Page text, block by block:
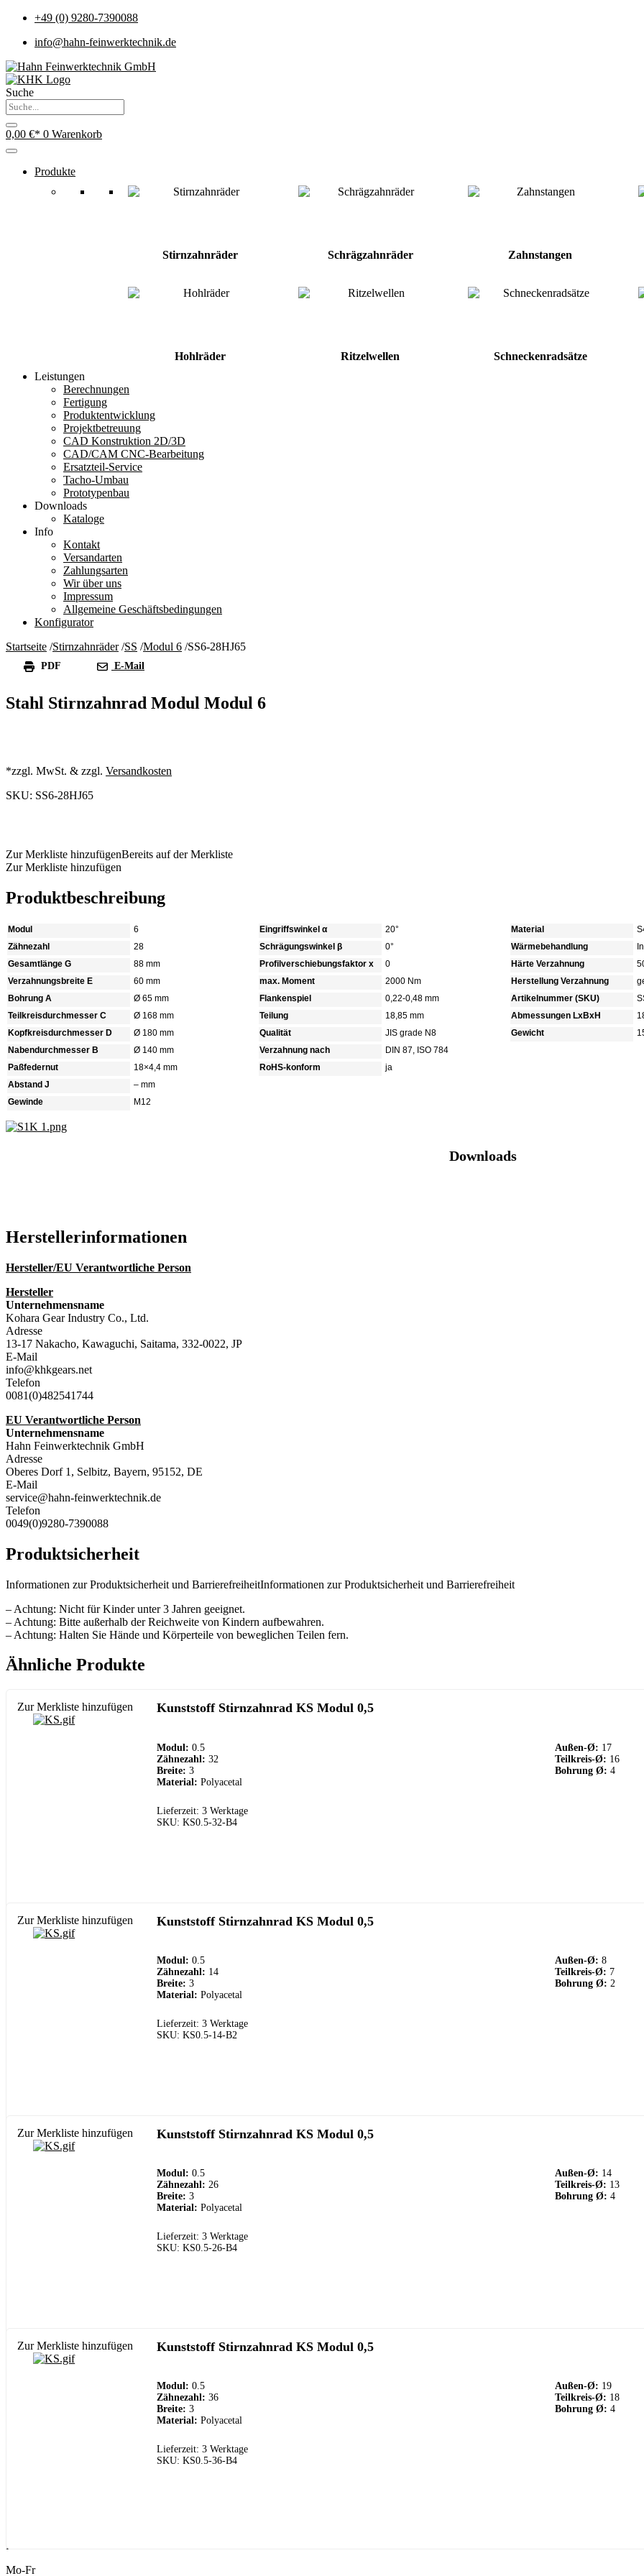
+49 (0) 9280-7390088
info@hahn-feinwerktechnik.de
Suche
0,00 € 0 Warenkorb
Produkte
Stirnzahnräder Schrägzahnräder Zahnstangen
Hohlräder Ritzelwellen Schneckenradsätze
Leistungen
Berechnungen
Fertigung
Produktentwicklung
Projektbetreuung
CAD Konstruktion 2D/3D
CAD/CAM CNC-Bearbeitung
Ersatzteil-Service
Tacho-Umbau
Prototypenbau
Downloads
Kataloge
Info
Kontakt
Versandarten
Zahlungsarten
Wir über uns
Impressum
Allgemeine Geschäftsbedingungen
Konfigurator
Startseite /Stirnzahnräder/SS /Modul 6 /SS6-28HJ65
PDF E-Mail
Stahl Stirnzahnrad Modul Modul 6
*zzgl. MwSt. & zzgl. Versandkosten
SKU: SS6-28HJ65
Zur Merkliste hinzufügenBereits auf der Merkliste
Zur Merkliste hinzufügen
Produktbeschreibung
Modul
6
Zähnezahl
28
Gesamtlänge G
88 mm
Verzahnungsbreite E
60 mm
Bohrung A
Ø 65 mm
Teilkreisdurchmesser C
Ø 168 mm
Kopfkreisdurchmesser D
Ø 180 mm
Nabendurchmesser B
Ø 140 mm
Paßfedernut
18×4,4 mm
Abstand J
– mm
Gewinde
M12
Eingriffswinkel α
20°
Schrägungswinkel β
0°
Profilverschiebungsfaktor x
0
max. Moment
2000 Nm
Flankenspiel
0,22-0,48 mm
Teilung
18,85 mm
Qualität
JIS grade N8
Verzahnung nach
DIN 87, ISO 784
RoHS-konform
ja
Material
Wärmebehandlung
Härte Verzahnung
Herstellung Verzahnung
Artikelnummer (SKU)
Abmessungen LxBxH
Gewicht
Downloads
Hersteller­informationen
Hersteller/EU Verantwortliche Person
Hersteller
Unternehmensname
Kohara Gear Industry Co., Ltd.
Adresse
13-17 Nakacho, Kawaguchi, Saitama, 332-0022, JP
E-Mail
info@khkgears.net
Telefon
0081(0)482541744
EU Verantwortliche Person
Unternehmensname
Hahn Feinwerktechnik GmbH
Adresse
Oberes Dorf 1, Selbitz, Bayern, 95152, DE
E-Mail
service@hahn-feinwerktechnik.de
Telefon
0049(0)9280-7390088
Produktsicherheit
Informationen zur Produktsicherheit und BarrierefreiheitInformationen zur Produktsicherheit und Barrierefreiheit
– Achtung: Nicht für Kinder unter 3 Jahren geeignet.
– Achtung: Bitte außerhalb der Reichweite von Kindern aufbewahren.
– Achtung: Halten Sie Hände und Körperteile von beweglichen Teilen fern.
Ähnliche Produkte
Zur Merkliste hinzufügen Kunststoff Stirnzahnrad KS Modul 0,5
Modul: 0.5 Außen-Ø: 17
Zähnezahl: 32 Teilkreis-Ø: 16
Breite: 3 Bohrung Ø: 4
Material: Polyacetal
Lieferzeit: 3 Werktage
SKU: KS0.5-32-B4
Zur Merkliste hinzufügen Kunststoff Stirnzahnrad KS Modul 0,5
Modul: 0.5 Außen-Ø: 8
Zähnezahl: 14 Teilkreis-Ø: 7
Breite: 3 Bohrung Ø: 2
Material: Polyacetal
Lieferzeit: 3 Werktage
SKU: KS0.5-14-B2
Zur Merkliste hinzufügen Kunststoff Stirnzahnrad KS Modul 0,5
Modul: 0.5 Außen-Ø: 14
Zähnezahl: 26 Teilkreis-Ø: 13
Breite: 3 Bohrung Ø: 4
Material: Polyacetal
Lieferzeit: 3 Werktage
SKU: KS0.5-26-B4
Zur Merkliste hinzufügen Kunststoff Stirnzahnrad KS Modul 0,5
Modul: 0.5 Außen-Ø: 19
Zähnezahl: 36 Teilkreis-Ø: 18
Breite: 3 Bohrung Ø: 4
Material: Polyacetal
Lieferzeit: 3 Werktage
SKU: KS0.5-36-B4
Kundenservice
Mo-Fr